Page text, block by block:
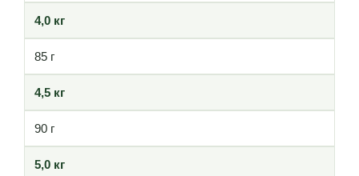
4,0 кг
85 г
4,5 кг
90 г
5,0 кг